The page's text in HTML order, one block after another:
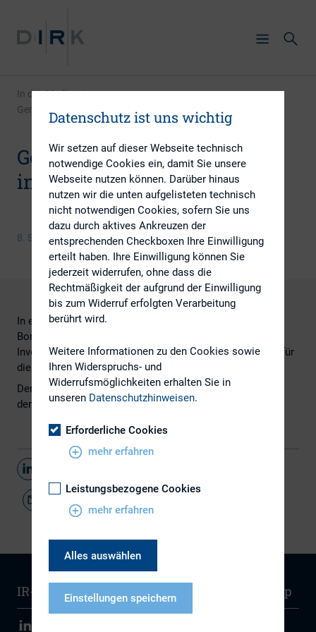
In den Medien|
German companies see increasing activist activity
German companies see
increasing activist activity
8. September 2016
In einem Interview mit dem IR Magazine spricht Kay
Bommer über den wachsenden Einfluss aktivistischer
Investoren in Deutschland und liefert Erklärungsansätze für
diese Entwicklung.
Den vollständigen Beitrag finden Siehierauf
der Internetseite desIR Magazines.
IR-Wissen Kontakt Sitemap
Datenschutz ist uns wichtig
Wir setzen auf dieser Webseite technisch
notwendige Cookies ein, damit Sie unsere
Webseite nutzen können. Darüber hinaus
nutzen wir die unten aufgelisteten technisch
nicht notwendigen Cookies, sofern Sie uns
dazu durch aktives Ankreuzen der
entsprechenden Checkboxen Ihre Einwilligung
erteilt haben. Ihre Einwilligung können Sie
jederzeit widerrufen, ohne dass die
Rechtmäßigkeit der aufgrund der Einwilligung
bis zum Widerruf erfolgten Verarbeitung
berührt wird.
Weitere Informationen zu den Cookies sowie
Ihren Widerspruchs- und
Widerrufsmöglichkeiten erhalten Sie in
unseren Datenschutzhinweisen.
Erforderliche Cookies
mehr erfahren
Leistungsbezogene Cookies
mehr erfahren
Alles auswählen
Einstellungen speichern